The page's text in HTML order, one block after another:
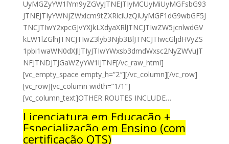
UyMGZyYW1lYm9yZGVyJTNEJTIyMCUyMiUyMGFsbG93
JTNEJTIyYWNjZWxlcm9tZXRlciUzQiUyMGF1dG9wbGF5J
TNCJTIwY2xpcGJvYXJkLXdyaXRlJTNCJTIwZW5jcnlwdGV
kLW1lZGlhJTNCJTIwZ3lyb3Njb3BlJTNCJTIwcGljdHVyZS
1pbi1waWN0dXJlJTIyJTIwYWxsb3dmdWxsc2NyZWVuJT
NFJTNDJTJGaWZyYW1lJTNF[/vc_raw_html]
[vc_empty_space empty_h=”2″][/vc_column][/vc_row]
[vc_row][vc_column width=”1/1″]
[vc_column_text]OTHER ROUTES INCLUDE…
Licenciatura em Educação +
Especialização em Ensino (com
certificação QTS)